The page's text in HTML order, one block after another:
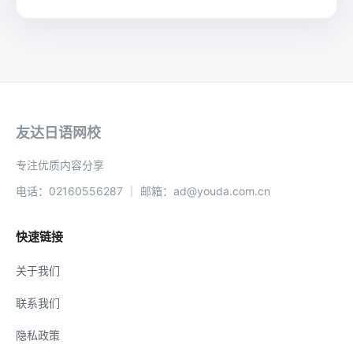
友达日语网校
专注优质内容分享
电话：02160556287 ｜ 邮箱：ad@youda.com.cn
快速链接
关于我们
联系我们
隐私政策